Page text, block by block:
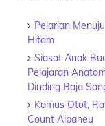
Pelarian
Hitam
Siasat Anak
Pelajaran
Dinding Baja
Kamus Otot,
Count Albaneu